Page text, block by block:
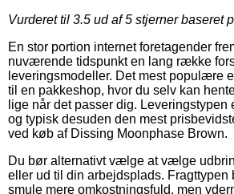
Vurderet til 3.5 ud af 5 stjerner baseret
En stor portion internet foretagender
nuværende tidspunkt en lang række
leveringsmodeller. Det mest populære
til en pakkeshop, hvor du selv kan
lige når det passer dig. Leveringstypen
og typisk desuden den mest
ved køb af Dissing Moonphase Brown.
Du bør alternativt vælge at vælge
eller ud til din arbejdsplads. Fragttypen
smule mere omkostningsfuld, men